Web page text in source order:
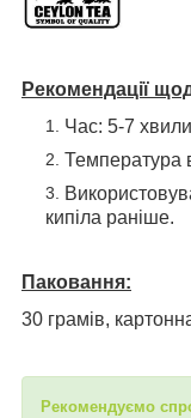
Рекомендації
Час: 5-7
Температура
кипіла раніше.
Паковання:
30 грамів,
Рекомендуємо